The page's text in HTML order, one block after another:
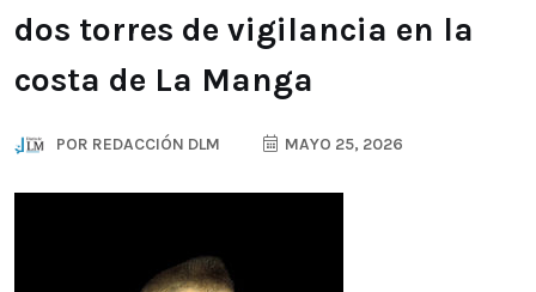
dos torres de vigilancia en la
costa de La Manga
POR REDACCIÓN DLM MAYO 25, 2026